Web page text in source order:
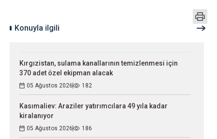
Konuyla ilgili
Kırgızistan, sulama kanallarının temizlenmesi için
370 adet özel ekipman alacak
05 Ağustos 2026 182
Kasımaliev: Araziler yatırımcılara 49 yıla kadar
kiralanıyor
05 Ağustos 2026 186